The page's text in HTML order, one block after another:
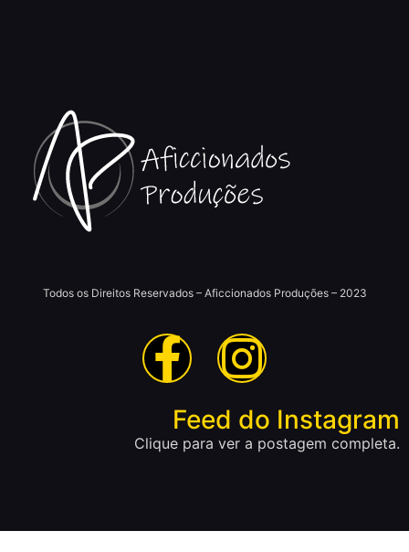
Todos os Direitos Reservados – Aficcionados Produções – 2023
Feed do Instagram
Clique para ver a postagem completa.